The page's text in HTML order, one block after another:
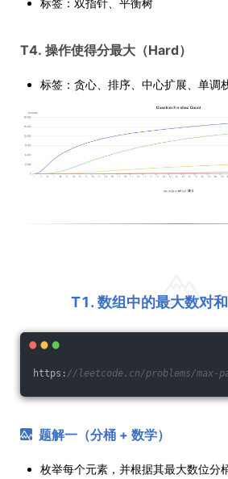
标签：双指针、平衡树
T4. 操作使得分最大（Hard）
标签：贪心、排序、中心扩展、单调
T1. 数组中的最大数对和
https: //leetcode.cn/problems/max-
题解一（分桶 + 数学）
枚举每个元素，并根据其最大数位分